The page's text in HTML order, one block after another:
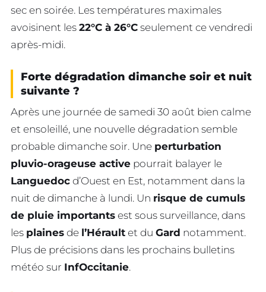
sec en soirée. Les températures maximales
avoisinent les 22°C à 26°C seulement ce vendredi
après-midi.
Forte dégradation dimanche soir et nuit
suivante ?
Après une journée de samedi 30 août bien calme
et ensoleillé, une nouvelle dégradation semble
probable dimanche soir. Une perturbation
pluvio-orageuse active pourrait balayer le
Languedoc d’Ouest en Est, notamment dans la
nuit de dimanche à lundi. Un risque de cumuls
de pluie importants est sous surveillance, dans
les plaines de l’Hérault et du Gard notamment.
Plus de précisions dans les prochains bulletins
météo sur InfOccitanie.